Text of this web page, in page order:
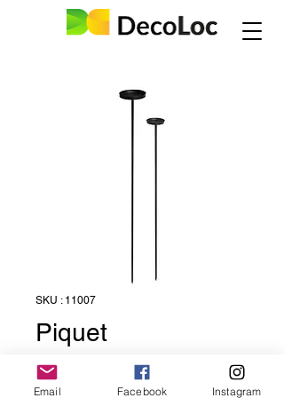
SKU : 11007
Piquet
1,00 €
Email Facebook Instagram